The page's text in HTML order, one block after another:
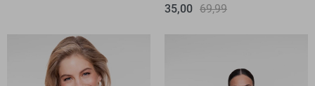
35,00 69,99